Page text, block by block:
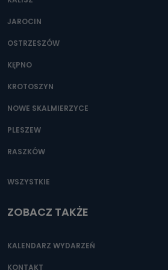
JAROCIN
OSTRZESZÓW
KĘPNO
KROTOSZYN
NOWE SKALMIERZYCE
PLESZEW
RASZKÓW
WSZYSTKIE
ZOBACZ TAKŻE
KALENDARZ WYDARZEŃ
KONTAKT